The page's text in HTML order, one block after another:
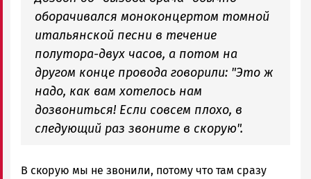
оборачивался моноконцертом томной
итальянской песни в течение
полутора-двух часов, а потом на
другом конце провода говорили: "Это ж
надо, как вам хотелось нам
дозвониться! Если совсем плохо, в
следующий раз звоните в скорую".
В скорую мы не звонили, потому что там сразу